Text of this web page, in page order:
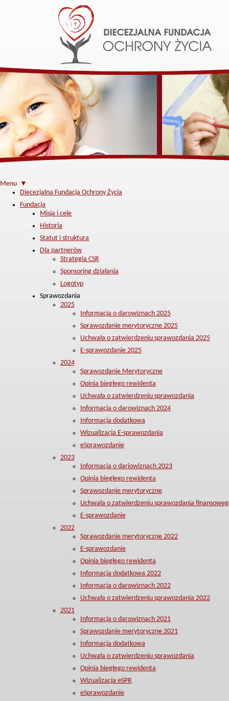
Menu ▼
Diecezjalna Fundacja Ochrony Życia
Fundacja
Misja i cele
Historia
Statut i struktura
Dla partnerów
Strategia CSR
Sponsoring działania
Logotyp
Sprawozdania
2025
Informacja o darowiznach 2025
Sprawozdanie merytoryczne 2025
Uchwała o zatwierdzeniu sprawozdania 2025
E-sprawozdanie 2025
2024
Sprawozdanie Merytoryczne
Opinia biegłego rewidenta
Uchwała o zatwierdzeniu sprawozdania
Informacja o darowiznach 2024
Informacja dodatkowa
Wizualizacja E-sprawozdania
eSprawozdanie
2023
Informacja o dariowiznach 2023
Opinia biegłego rewidenta
Sprawozdanie merytoryczne
Uchwała o zatwierdzeniu sprawozdania
E-sprawozdanie
2022
Sprawozdanie merytoryczne 2022
E-sprawozdanie
Opinia biegłego rewidenta
Informacja dodatkowa 2022
Informacja o darowiznach 2022
Uchwała o zatwierdzeniu sprawozdania 2022
2021
Informacja o darowiznach 2021
Sprawozdanie merytoryczne 2021
Informacja dodatkowa
Uchwała o zatwierdzeniu sprawozdania
Opinia biegłego rewidenta
Wizualizacja eSPR
eSprawozdanie